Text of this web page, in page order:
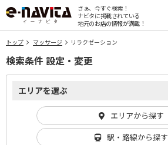
さぁ、今すぐ検索！
ナビタに掲載されている
地元のお店の情報が満載！
トップ マッサージ リラクゼーション
検索条件 設定・変更
エリアを選ぶ
エリアから探す
駅・路線から探す